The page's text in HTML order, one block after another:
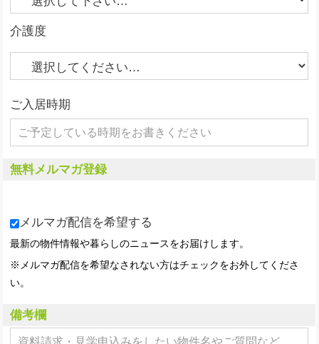
介護度
ご入居時期
無料メルマガ登録
メルマガ配信を希望する
最新の物件情報や暮らしのニュースをお届けします。
※メルマガ配信を希望なされない方はチェックをお外してくださ
い。
備考欄